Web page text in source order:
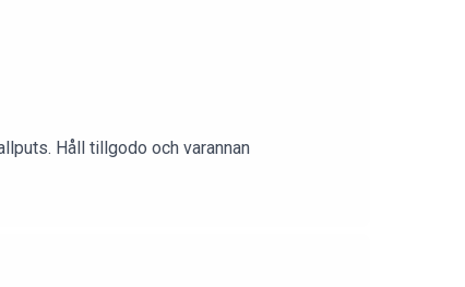
Håll tillgodo och varannan